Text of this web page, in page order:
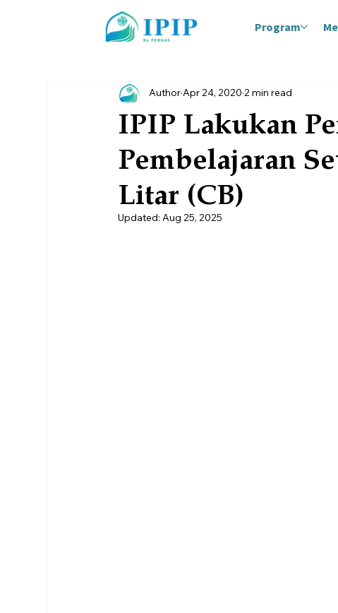
Program
IPIP Lakukan
Pembelajaran
Litar (CB)
AuthorApr 24, 2020 2 min read
Updated:Aug 25, 2025